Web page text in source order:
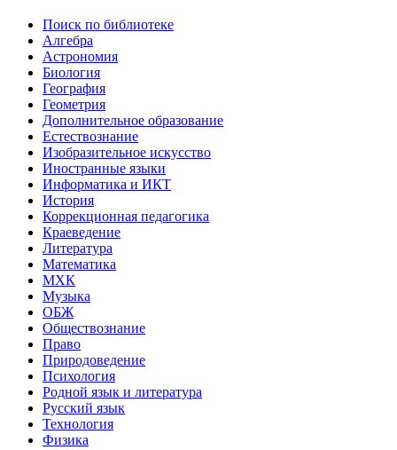
Поиск по библиотеке
Алгебра
Астрономия
Биология
География
Геометрия
Дополнительное образование
Естествознание
Изобразительное искусство
Иностранные языки
Информатика и ИКТ
История
Коррекционная педагогика
Краеведение
Литература
Математика
МХК
Музыка
ОБЖ
Обществознание
Право
Природоведение
Психология
Родной язык и литература
Русский язык
Технология
Физика